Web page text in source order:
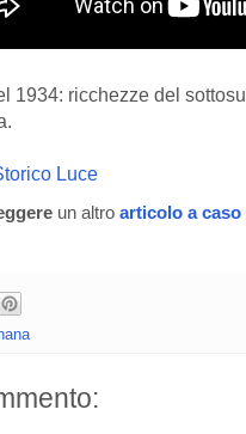
1934: ricchezze del
Luce
un altro articolo a caso